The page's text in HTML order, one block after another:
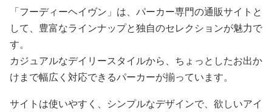
「フーディーヘイヴン」は、パーカー専門の通販サイトと
して、豊富なラインナップと独自のセレクションが魅力で
す。
カジュアルなデイリースタイルから、ちょっとしたお出か
けまで幅広く対応できるパーカーが揃っています。
サイトは使いやすく、シンプルなデザインで、欲しいアイ